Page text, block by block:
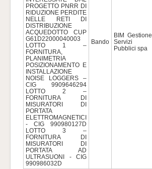
PROGETTO PNRR DI
RIDUZIONE PERDITE
NELLE RETI DI
DISTRIBUZIONE
ACQUEDOTTO CUP
G61D22000040003
LOTTO 1 –
FORNITURA,
PLANIMETRIA
POSIZIONAMENTO E
INSTALLAZIONE
NOISE LOGGERS –
CIG 9909646294
LOTTO 2 –
FORNITURA DI
MISURATORI DI
PORTATA
ELETTROMAGNETICI
- CIG 990980127D
LOTTO 3 –
FORNITURA DI
MISURATORI DI
PORTATA AD
ULTRASUONI - CIG
990986032D
Bando
BIM Gestione
Servizi
Pubblici spa